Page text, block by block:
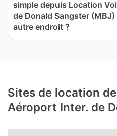
simple depuis Location
de Donald Sangster
autre endroit ?
Sites de location
Aéroport Inter. de